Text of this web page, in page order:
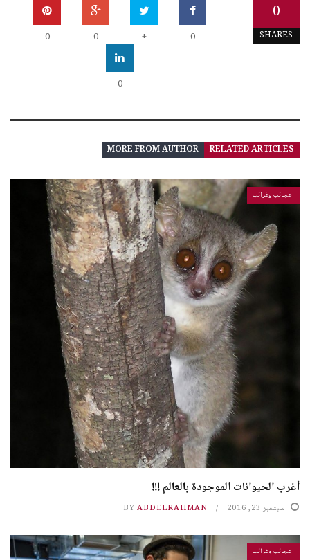
0
SHARES
0
+
0
0
0
RELATED ARTICLES
MORE FROM AUTHOR
عجائب وغرائب
أغرب الحيوانات الموجودة بالعالم !!!
سبتمبر 23, 2016 BY ABDELRAHMAN
عجائب وغرائب